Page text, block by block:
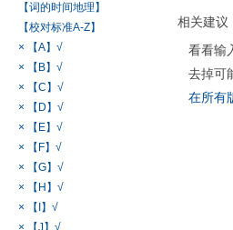
【词的时间地理】
【校对标准A-Z】
× 【A】√
× 【B】√
× 【C】√
× 【D】√
× 【E】√
× 【F】√
× 【G】√
× 【H】√
× 【I】√
× 【J】√
相关建议
看看输
去掉可
在所有